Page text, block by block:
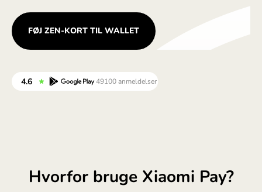
FØJ ZEN-KORT TIL WALLET
Hvorfor bruge Xiaomi Pay?